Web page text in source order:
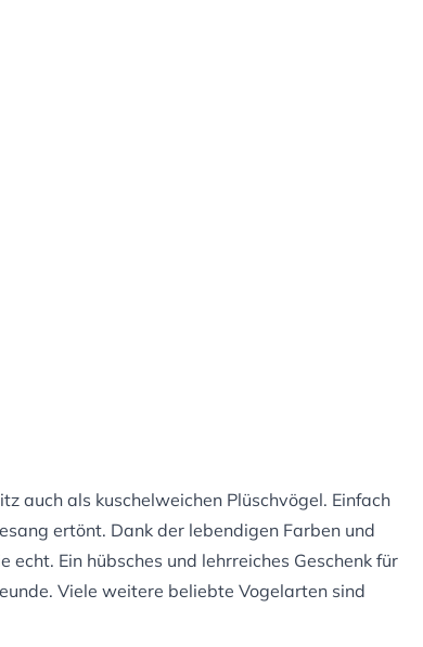
auch als kuschelweichen Plüschvögel. Einfach
ertönt. Dank der lebendigen Farben und
Ein hübsches und lehrreiches Geschenk für
Viele weitere beliebte Vogelarten sind